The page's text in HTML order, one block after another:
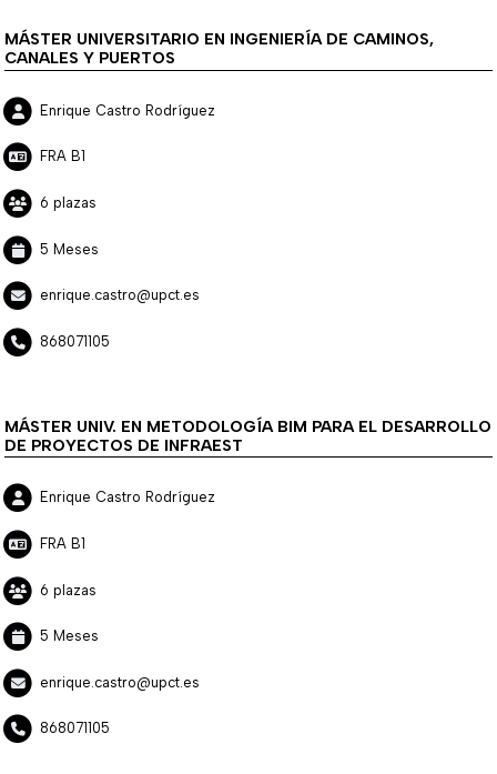
MÁSTER UNIVERSITARIO EN INGENIERÍA DE CAMINOS,
CANALES Y PUERTOS
Enrique Castro Rodríguez
FRA B1
6 plazas
5 Meses
enrique.castro@upct.es
868071105
MÁSTER UNIV. EN METODOLOGÍA BIM PARA EL DESARROLLO
DE PROYECTOS DE INFRAEST
Enrique Castro Rodríguez
FRA B1
6 plazas
5 Meses
enrique.castro@upct.es
868071105